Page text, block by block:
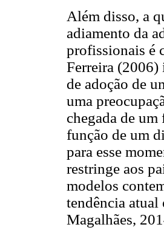
Além disso, a
adiamento da
profissionais é
Ferreira (2006)
de adoção de
uma
chegada de
função de um
para esse
restringe aos
modelos
tendência atual
Magalhães,